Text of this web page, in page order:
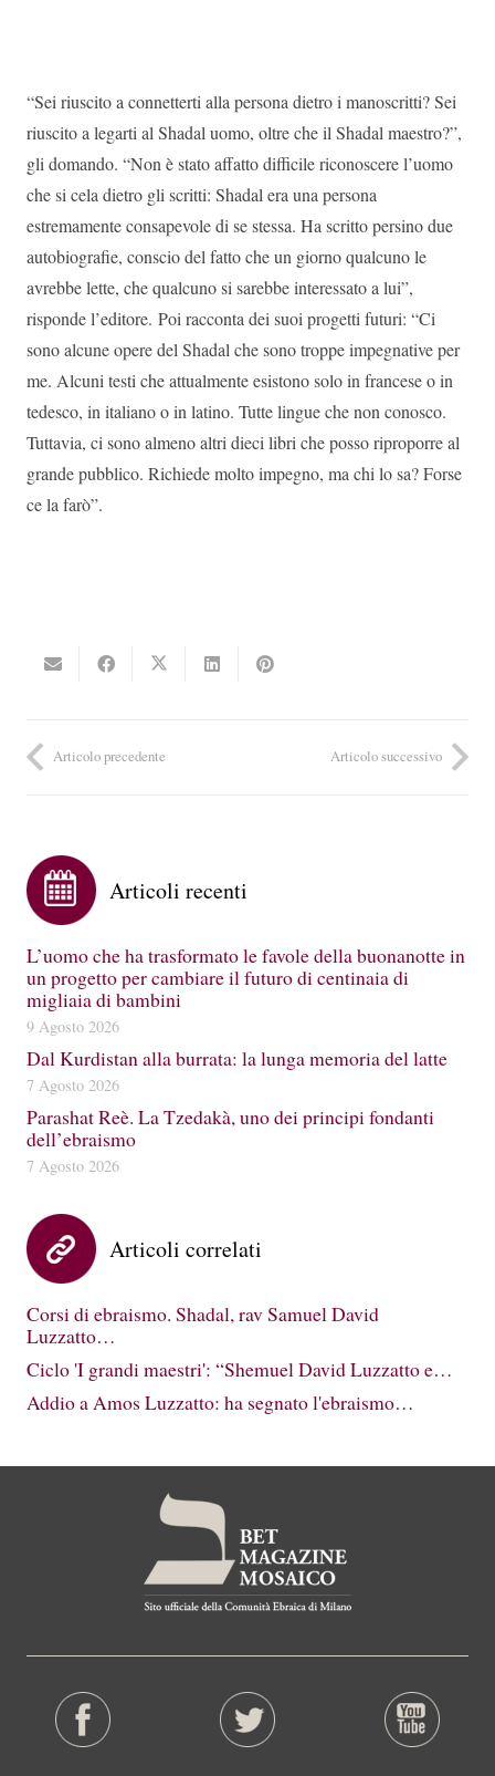
“Sei riuscito a connetterti alla persona dietro i manoscritti? Sei
riuscito a legarti al Shadal uomo, oltre che il Shadal maestro?”,
gli domando. “Non è stato affatto difficile riconoscere l’uomo
che si cela dietro gli scritti: Shadal era una persona
estremamente consapevole di se stessa. Ha scritto persino due
autobiografie, conscio del fatto che un giorno qualcuno le
avrebbe lette, che qualcuno si sarebbe interessato a lui”,
risponde l’editore. Poi racconta dei suoi progetti futuri: “Ci
sono alcune opere del Shadal che sono troppe impegnative per
me. Alcuni testi che attualmente esistono solo in francese o in
tedesco, in italiano o in latino. Tutte lingue che non conosco.
Tuttavia, ci sono almeno altri dieci libri che posso riproporre al
grande pubblico. Richiede molto impegno, ma chi lo sa? Forse
ce la farò”.
Articolo precedente Articolo successivo
Articoli recenti
L’uomo che ha trasformato le favole della buonanotte in
un progetto per cambiare il futuro di centinaia di
migliaia di bambini
9 Agosto 2026
Dal Kurdistan alla burrata: la lunga memoria del latte
7 Agosto 2026
Parashat Reè. La Tzedakà, uno dei principi fondanti
dell’ebraismo
7 Agosto 2026
Articoli correlati
Corsi di ebraismo. Shadal, rav Samuel David
Luzzatto…
Ciclo 'I grandi maestri': “Shemuel David Luzzatto e…
Addio a Amos Luzzatto: ha segnato l'ebraismo…